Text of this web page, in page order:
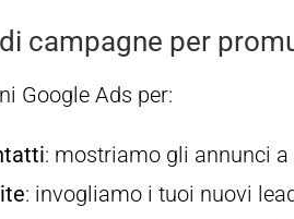
campagne per
Google Ads per:
: mostriamo gli annunci a
: invogliamo i tuoi nuovi